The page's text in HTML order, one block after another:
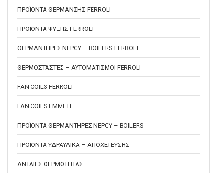
ΠΡΟΪΟΝΤΑ ΘΕΡΜΑΝΣΗΣ FERROLI
ΠΡΟΪΟΝΤΑ ΨΥΞΗΣ FERROLI
ΘΕΡΜΑΝΤΗΡΕΣ ΝΕΡΟΥ – BOILERS FERROLI
ΘΕΡΜΟΣΤΑΣΤΕΣ – ΑΥΤΟΜΑΤΙΣΜΟΙ FERROLI
FAN COILS FERROLI
FAN COILS EMMETI
ΠΡΟΪΟΝΤΑ ΘΕΡΜΑΝΤΗΡΕΣ ΝΕΡΟΥ – BOILERS
ΠΡΟΪΟΝΤΑ ΥΔΡΑΥΛΙΚΑ – ΑΠΟΧΕΤΕΥΣΗΣ
ΑΝΤΛΙΕΣ ΘΕΡΜΟΤΗΤΑΣ